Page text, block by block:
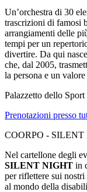
Un’orchestra di 30
trascrizioni di famosi
arrangiamenti delle
tempi per un
divertire. Da qui
che, dal 2005,
la persona e un
Palazzetto dello
Prenotazioni presso
COORPO -
Nel cartellone degli
SILENT NIGHT in
per riflettere sui
al mondo della